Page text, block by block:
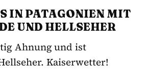
IN PATAGONIEN MIT
UND HELLSEHER
Ahnung und ist
Kaiserwetter!